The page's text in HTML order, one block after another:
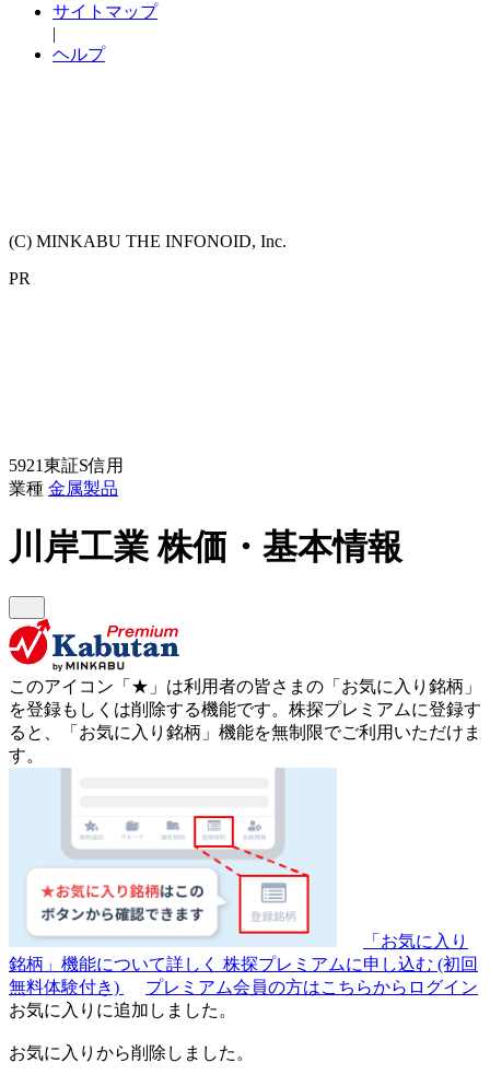
サイトマップ
|
ヘルプ
(C) MINKABU THE INFONOID, Inc.
PR
5921東証S信用
業種 金属製品
川岸工業株価・基本情報
このアイコン 「★」 は利用者の皆さまの 「お気に入り銘柄」
を登録もしくは削除する機能です。 株探プレミアムに登録す
ると、「お気に入り銘柄」機能を無制限でご利用いただけま
す。
「お気に入り
銘柄」機能について詳しく 株探プレミアムに申し込む (初回
無料体験付き)
プレミアム会員の方はこちらからログイン
お気に入りに追加しました。
お気に入りから削除しました。